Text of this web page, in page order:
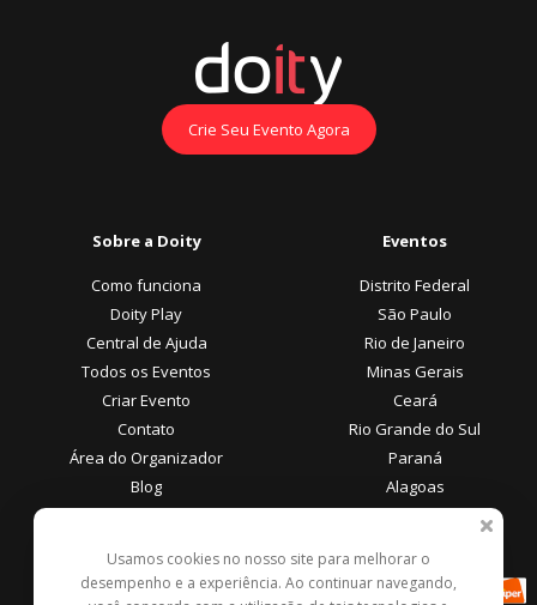
Crie Seu Evento Agora
Sobre a Doity
Como funciona
Doity Play
Central de Ajuda
Todos os Eventos
Criar Evento
Contato
Área do Organizador
Blog
Eventos
Distrito Federal
São Paulo
Rio de Janeiro
Minas Gerais
Ceará
Rio Grande do Sul
Paraná
Alagoas
Área do Participante
Central de Ajuda
Formas de Pagamento
Usamos cookies no nosso site para melhorar o
desempenho e a experiência. Ao continuar navegando,